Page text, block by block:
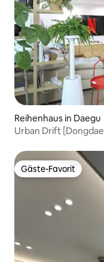
Reihenhaus in Daegu
Urban Drift
Gäste-Favorit
Gäste-Favorit